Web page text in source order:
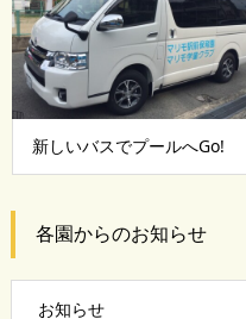
新しいバスでプールへGo!
各園からのお知らせ
お知らせ